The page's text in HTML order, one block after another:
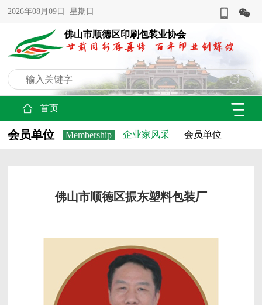
2026年08月09日 星期日
佛山市顺德区印刷包装业协会
首页
会员单位 Membership 企业家风采 会员单位
佛山市顺德区振东塑料包装厂